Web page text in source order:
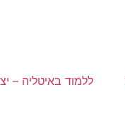
ללמוד באיטליה –